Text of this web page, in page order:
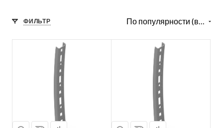
ФИЛЬТР По популярности (возрастание)